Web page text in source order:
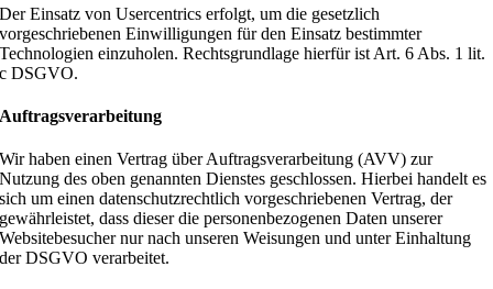
Der Einsatz von Usercentrics erfolgt, um die gesetzlich
vorgeschriebenen Einwilligungen für den Einsatz bestimmter
Technologien einzuholen. Rechtsgrundlage hierfür ist Art. 6 Abs. 1 lit.
c DSGVO.
Auftragsverarbeitung
Wir haben einen Vertrag über Auftragsverarbeitung (AVV) zur
Nutzung des oben genannten Dienstes geschlossen. Hierbei handelt es
sich um einen datenschutzrechtlich vorgeschriebenen Vertrag, der
gewährleistet, dass dieser die personenbezogenen Daten unserer
Websitebesucher nur nach unseren Weisungen und unter Einhaltung
der DSGVO verarbeitet.